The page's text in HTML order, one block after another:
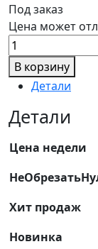
Под заказ
Цена может
Количество
товара
Фильтр
воздушный
комплект
YK2036U/
1109101/K2036
В корзину
Детали
Детали
Цена недели
Хит продаж
Новинка